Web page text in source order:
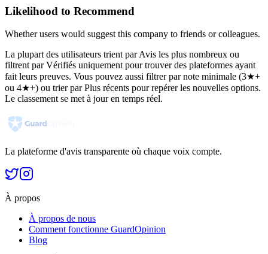
Likelihood to Recommend
Whether users would suggest this company to friends or colleagues.
La plupart des utilisateurs trient par Avis les plus nombreux ou
filtrent par Vérifiés uniquement pour trouver des plateformes ayant
fait leurs preuves. Vous pouvez aussi filtrer par note minimale (3★+
ou 4★+) ou trier par Plus récents pour repérer les nouvelles options.
Le classement se met à jour en temps réel.
La plateforme d'avis transparente où chaque voix compte.
À propos
À propos de nous
Comment fonctionne GuardOpinion
Blog